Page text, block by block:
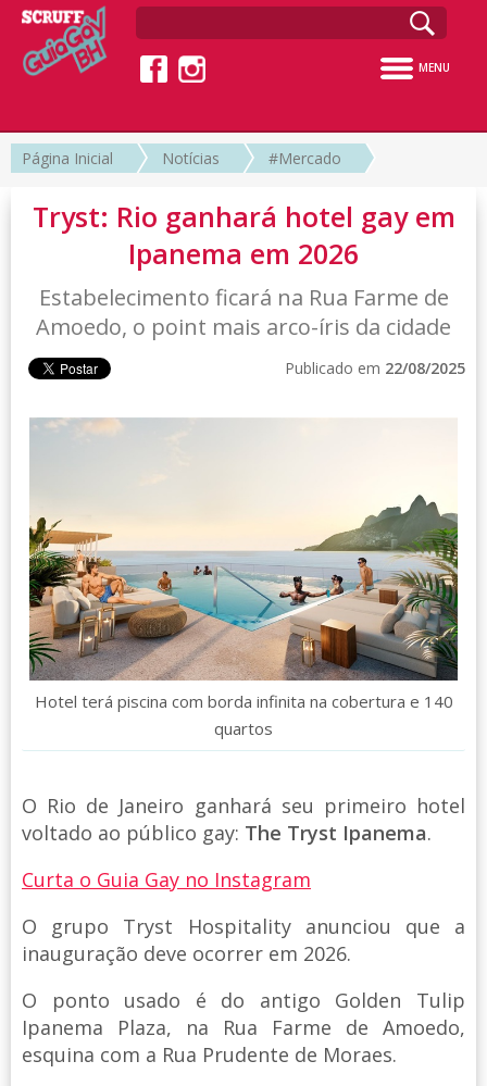
MENU
Página Inicial Notícias #Mercado
Tryst: Rio ganhará hotel gay em
Ipanema em 2026
Estabelecimento ficará na Rua Farme de
Amoedo, o point mais arco-íris da cidade
Publicado em 22/08/2025
Hotel terá piscina com borda infinita na cobertura e 140
quartos
O Rio de Janeiro ganhará seu primeiro hotel
voltado ao público gay: The Tryst Ipanema.
Curta o Guia Gay no Instagram
O grupo Tryst Hospitality anunciou que a
inauguração deve ocorrer em 2026.
O ponto usado é do antigo Golden Tulip
Ipanema Plaza, na Rua Farme de Amoedo,
esquina com a Rua Prudente de Moraes.